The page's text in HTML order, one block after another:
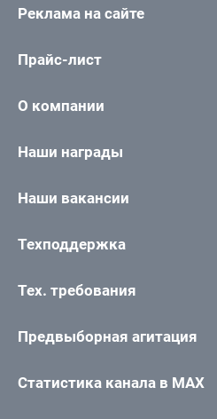
Реклама на сайте
Прайс-лист
О компании
Наши награды
Наши вакансии
Техподдержка
Тех. требования
Предвыборная агитация
Статистика канала в MAX